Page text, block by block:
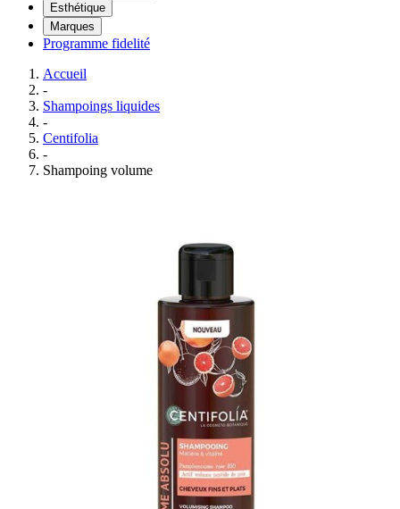
Esthétique
Marques
Programme fidelité
Accueil
-
Shampoings liquides
-
Centifolia
-
Shampoing volume